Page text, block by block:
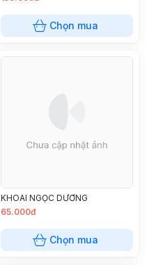
Chọn mua
KHOAI NGỌC DƯƠNG
65.000đ
Chọn mua